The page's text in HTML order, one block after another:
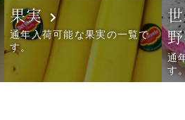
果実
通年入荷可能な果実の一覧で
す。
通
す